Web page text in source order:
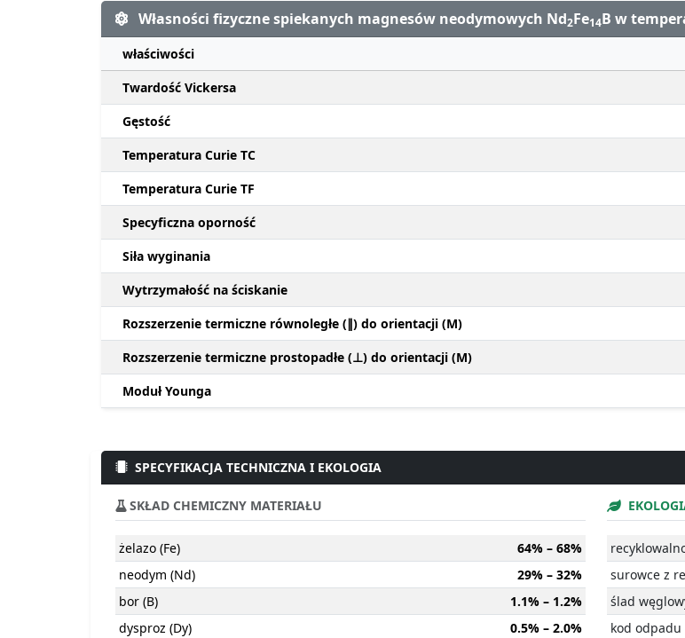
Własności fizyczne spiekanych magnesów neodymowych Nd2Fe14B w
właściwości
Twardość Vickersa
Gęstość
Temperatura Curie TC
Temperatura Curie TF
Specyficzna oporność
Siła wyginania
Wytrzymałość na ściskanie
Rozszerzenie termiczne równoległe (∥) do orientacji (M)
Rozszerzenie termiczne prostopadłe (⊥) do orientacji (M)
Moduł Younga
SPECYFIKACJA TECHNICZNA I EKOLOGIA
SKŁAD CHEMICZNY MATERIAŁU
żelazo (Fe)
64% – 68%
neodym (Nd)
29% – 32%
bor (B)
1.1% – 1.2%
dysproz (Dy)
0.5% – 2.0%
surowce z
ślad
kod odpadu